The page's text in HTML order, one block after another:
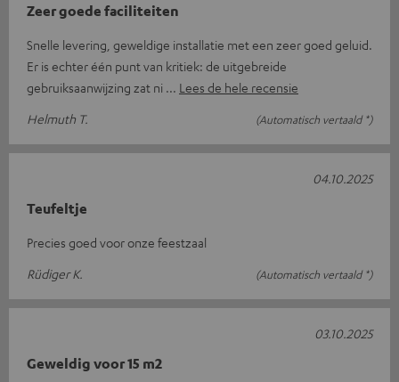
Zeer goede faciliteiten
Snelle levering, geweldige installatie met een zeer goed geluid.
Er is echter één punt van kritiek: de uitgebreide
gebruiksaanwijzing zat ni
Lees de hele recensie
Helmuth T.
(Automatisch vertaald *)
Teufeltje
Precies goed voor onze feestzaal
Rüdiger K.
(Automatisch vertaald *)
04.10.2025
Geweldig voor 15 m2
03.10.2025